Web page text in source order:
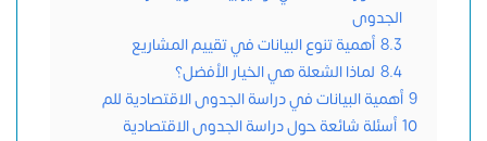
الجدوى
8.3 أهمية تنوع البيانات في تقييم المشاريع
8.4 لماذا الشعلة هي الخيار الأفضل؟
9 أهمية البيانات في دراسة الجدوى الاقتصادية للم
10 أسئلة شائعة حول دراسة الجدوى الاقتصادية